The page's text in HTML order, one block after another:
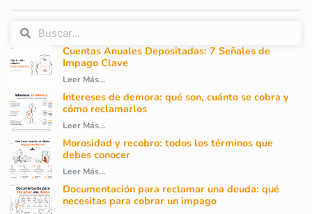
Cuentas Anuales Depositadas: 7 Señales de
Impago Clave
Leer Más...
Intereses de demora: qué son, cuánto se cobra y
cómo reclamarlos
Leer Más...
Morosidad y recobro: todos los términos que
debes conocer
Leer Más...
Documentación para reclamar una deuda: qué
necesitas para cobrar un impago